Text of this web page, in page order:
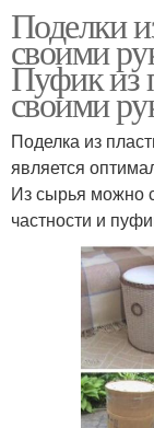
Поделки
своими
Пуфик из
своими
Поделка из
является
Из сырья можно
частности и